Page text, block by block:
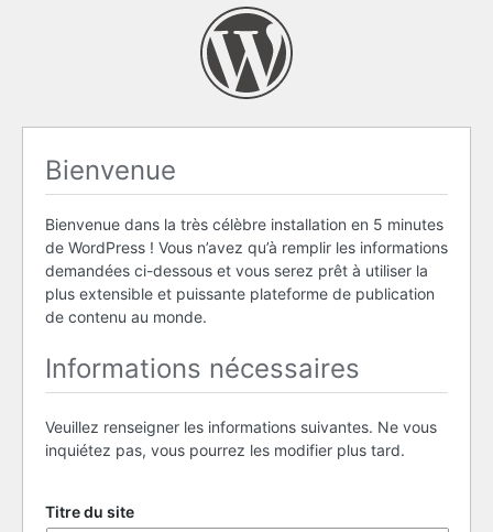
Bienvenue
Bienvenue dans la très célèbre installation en 5 minutes
de WordPress ! Vous n’avez qu’à remplir les informations
demandées ci-dessous et vous serez prêt à utiliser la
plus extensible et puissante plateforme de publication
de contenu au monde.
Informations nécessaires
Veuillez renseigner les informations suivantes. Ne vous
inquiétez pas, vous pourrez les modifier plus tard.
Titre du site